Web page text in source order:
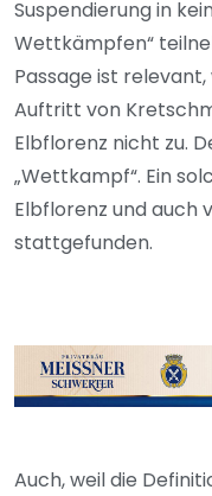
Suspendierung in
Wettkämpfen“
Passage ist
Auftritt von
Elbflorenz nicht zu.
„Wettkampf“. Ein
Elbflorenz und auch
stattgefunden.
Auch, weil die